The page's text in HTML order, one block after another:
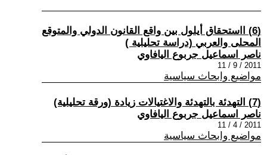
(6) ااستحقاق أيلول بين واقع القانون الدولي والمتوقع
المحلى والعربي (دراسة تحليلية )
ناصر اسماعيل جربوع اليافاوي
2011 / 9 / 11
مواضيع وابحاث سياسية
(7) التهدئة بالتهدئة والاغتيالات زيادة (ورقة تحليلية)
ناصر اسماعيل جربوع اليافاوي
2011 / 4 / 11
مواضيع وابحاث سياسية